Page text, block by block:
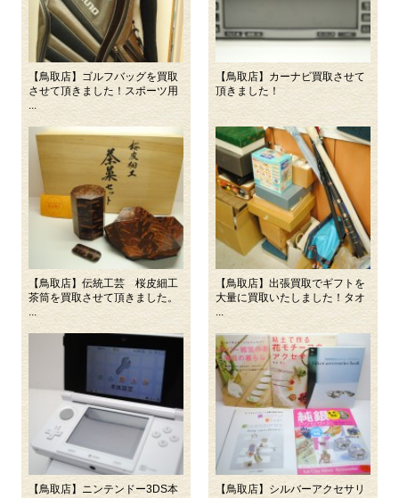
【鳥取店】ゴルフバッグを買取
させて頂きました！スポーツ用
...
【鳥取店】カーナビ買取させて
頂きました！
【鳥取店】伝統工芸 桜皮細工
茶筒を買取させて頂きました。
【鳥取店】出張買取でギフトを
大量に買取いたしました！タオ
【鳥取店】ニンテンドー3DS本
【鳥取店】シルバーアクセサリ